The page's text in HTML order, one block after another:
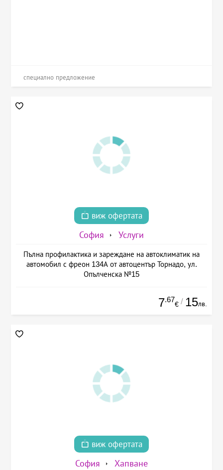
специално предложение
виж офертата
София Услуги
Пълна профилактика и зареждане на автоклиматик на
автомобил с фреон 134А от автоцентър Торнадо, ул.
Опълченска №15
7.67
€ / 15лв.
виж офертата
София Хапване